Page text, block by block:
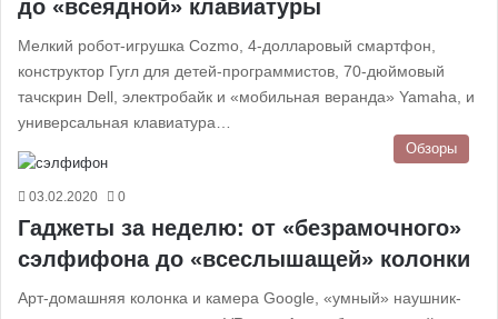
до «всеядной» клавиатуры
Мелкий робот-игрушка Cozmo, 4-долларовый смартфон,
конструктор Гугл для детей-программистов, 70-дюймовый
тачскрин Dell, электробайк и «мобильная веранда» Yamaha, и
универсальная клавиатура…
Обзоры
03.02.2020 0
Гаджеты за неделю: от «безрамочного»
сэлфифона до «всеслышащей» колонки
Арт-домашняя колонка и камера Google, «умный» наушник-